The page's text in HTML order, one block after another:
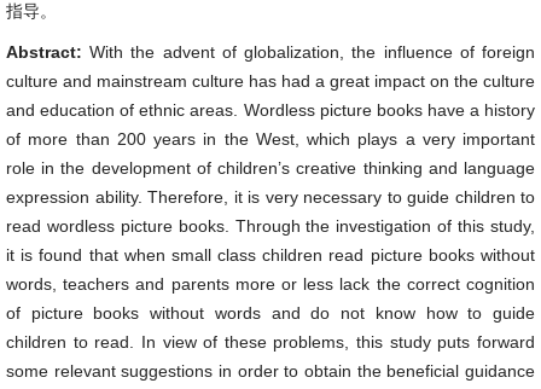
指导。
Abstract:With the advent of globalization, the influence of foreign
culture and mainstream culture has had a great impact on the culture
and education of ethnic areas. Wordless picture books have a history
of more than 200 years in the West, which plays a very important
role in the development of children’s creative thinking and language
expression ability. Therefore, it is very necessary to guide children to
read wordless picture books. Through the investigation of this study,
it is found that when small class children read picture books without
words, teachers and parents more or less lack the correct cognition
of picture books without words and do not know how to guide
children to read. In view of these problems, this study puts forward
some relevant suggestions in order to obtain the beneficial guidance